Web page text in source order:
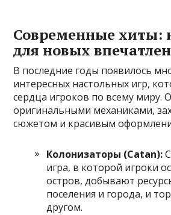
Современные хиты:
для новых
В последние годы появилось
интересных настольных игр,
сердца игроков по всему миру.
оригинальными механиками,
сюжетом и красивым
Колонизаторы (Catan):
игра, в которой игроки
остров, добывают
поселения и города, и
другом.